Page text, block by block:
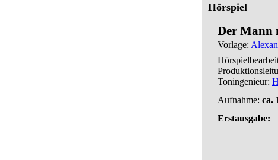
Hörspiel
Der Mann
Vorlage:
Toningenieur:
Aufnahme: ca.
Erstausgabe: